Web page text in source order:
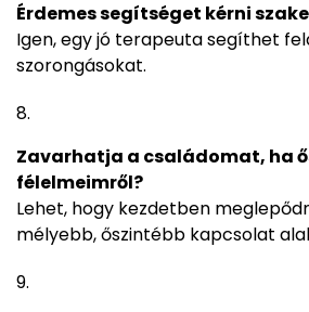
Érdemes segítséget kérni
Igen, egy jó terapeuta segíthet
szorongásokat.
Zavarhatja a családomat, ha
félelmeimről?
Lehet, hogy kezdetben
mélyebb, őszintébb kapcsolat